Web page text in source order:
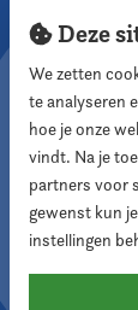
Volg ons
Deze
We zetten
te analyseren
hoe je onze
vindt. Na je
partners voor
gewenst kun
instellingen